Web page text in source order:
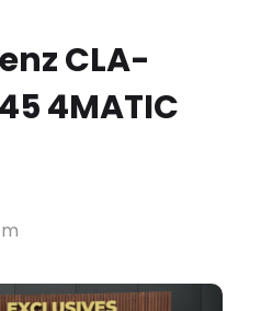
CLA-
4MATIC